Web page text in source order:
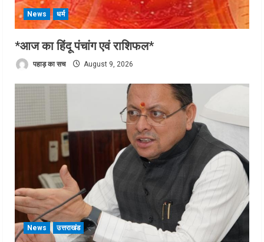
News धर्म
*आज का हिंदू पंचांग एवं राशिफल*
पहाड़ का सच August 9, 2026
News उत्तराखंड